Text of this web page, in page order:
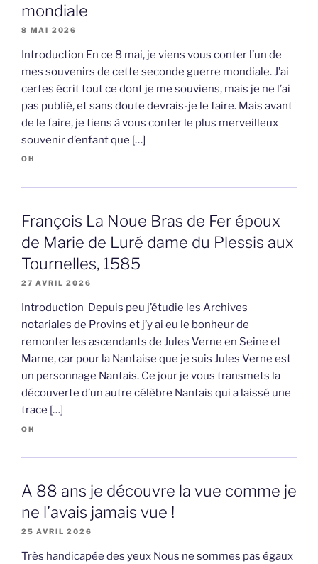
mondiale
8 MAI 2026
Introduction En ce 8 mai, je viens vous conter l’un de
mes souvenirs de cette seconde guerre mondiale. J’ai
certes écrit tout ce dont je me souviens, mais je ne l’ai
pas publié, et sans doute devrais-je le faire. Mais avant
de le faire, je tiens à vous conter le plus merveilleux
souvenir d’enfant que […]
OH
François La Noue Bras de Fer époux
de Marie de Luré dame du Plessis aux
Tournelles, 1585
27 AVRIL 2026
Introduction Depuis peu j’étudie les Archives
notariales de Provins et j’y ai eu le bonheur de
remonter les ascendants de Jules Verne en Seine et
Marne, car pour la Nantaise que je suis Jules Verne est
un personnage Nantais. Ce jour je vous transmets la
découverte d’un autre célèbre Nantais qui a laissé une
trace […]
OH
A 88 ans je découvre la vue comme je
ne l’avais jamais vue !
25 AVRIL 2026
Très handicapée des yeux Nous ne sommes pas égaux